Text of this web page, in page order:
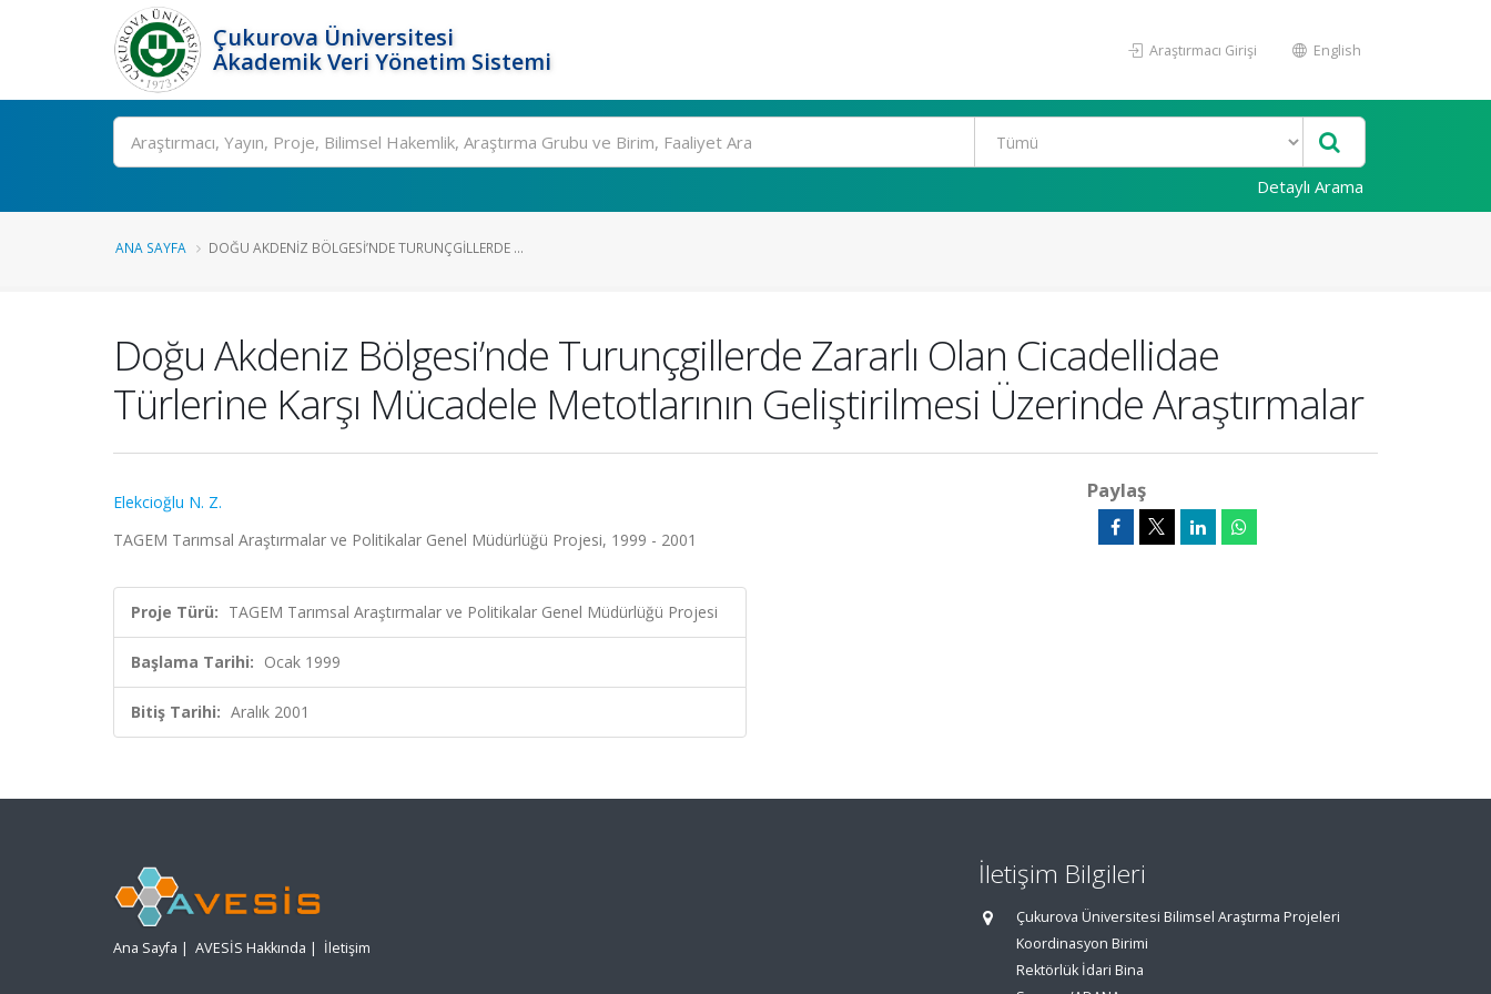
Çukurova Üniversitesi
Akademik Veri Yönetim Sistemi
Araştırmacı Girişi English
Ara
Detaylı Arama
ANA SAYFA DOĞU AKDENIZ BÖLGESI’NDE TURUNÇGILLERDE ...
Doğu Akdeniz Bölgesi’nde Turunçgillerde Zararlı Olan Cicadellidae
Türlerine Karşı Mücadele Metotlarının Geliştirilmesi Üzerinde Araştırmalar
Elekcioğlu N. Z.
TAGEM Tarımsal Araştırmalar ve Politikalar Genel Müdürlüğü Projesi, 1999 - 2001
Proje Türü: TAGEM Tarımsal Araştırmalar ve Politikalar Genel Müdürlüğü Projesi
Başlama Tarihi: Ocak 1999
Bitiş Tarihi: Aralık 2001
Paylaş
Ana Sayfa | AVESİS Hakkında | İletişim
İletişim Bilgileri
Çukurova Üniversitesi Bilimsel Araştırma Projeleri
Koordinasyon Birimi
Rektörlük İdari Bina